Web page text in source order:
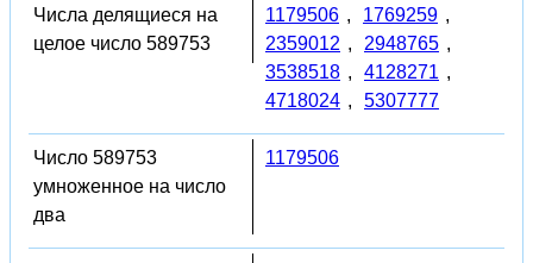
Числа делящиеся на
целое число 589753
1179506 , 1769259 ,
2359012 , 2948765 ,
3538518 , 4128271 ,
4718024 , 5307777
Число 589753
умноженное на число
два
1179506